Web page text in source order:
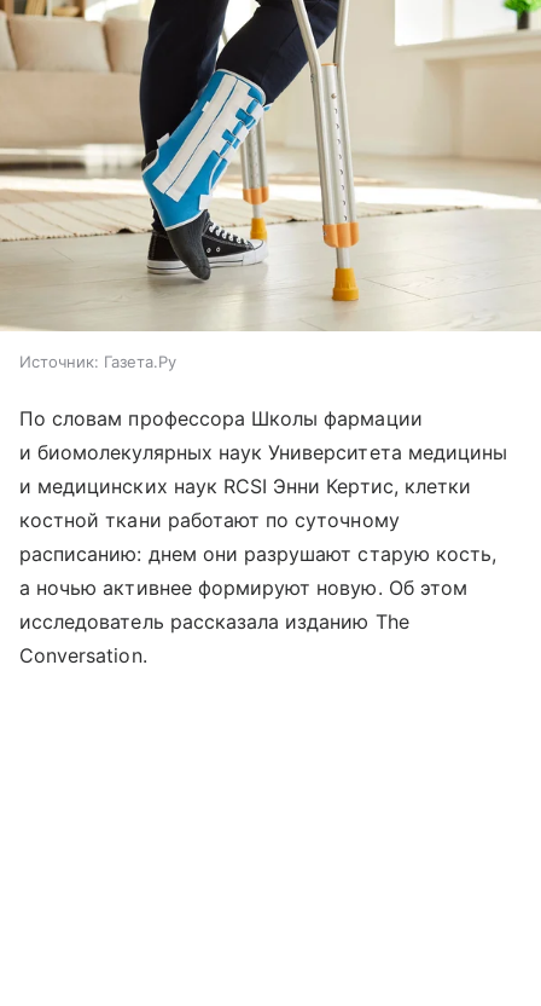
Источник: Газета.Ру
По словам профессора Школы фармации
и биомолекулярных наук Университета медицины
и медицинских наук RCSI Энни Кертис, клетки
костной ткани работают по суточному
расписанию: днем они разрушают старую кость,
а ночью активнее формируют новую. Об этом
исследователь рассказала изданию The
Conversation.